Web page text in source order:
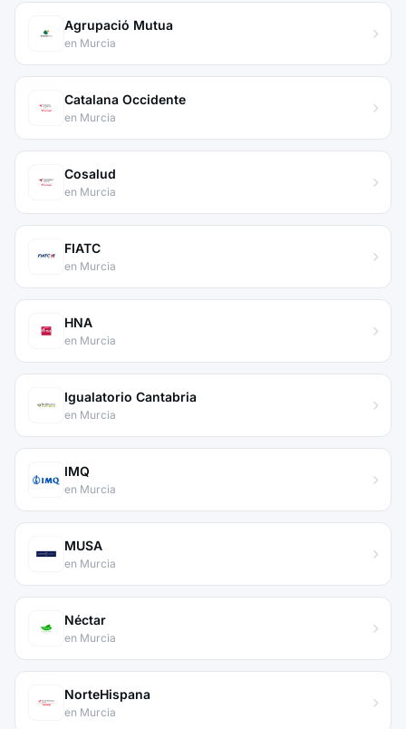
Agrupació Mutua
en Murcia
Catalana Occidente
en Murcia
Cosalud
en Murcia
FIATC
en Murcia
HNA
en Murcia
Igualatorio Cantabria
en Murcia
IMQ
en Murcia
MUSA
en Murcia
Néctar
en Murcia
NorteHispana
en Murcia